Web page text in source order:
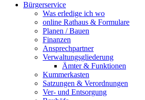
Bürgerservice
Was erledige ich wo
online Rathaus & Formulare
Planen / Bauen
Finanzen
Ansprechpartner
Verwaltungsgliederung
Ämter & Funktionen
Kummerkasten
Satzungen & Verordnungen
Ver- und Entsorgung